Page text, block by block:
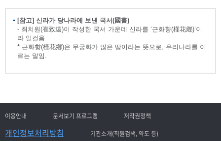
[참고] 신라가 당나라에 보낸 국서(國書)
- 최치원(崔致遠)이 작성한 국서 가운데 신라를 ‘근화향(槿花鄕)’이
라 일컬음.
* 근화향(槿花鄕)은 무궁화가 많은 땅이라는 뜻으로, 우리나라를 이
르는 말임.
이용안내 문서보기 프로그램 저작권정책
개인정보처리방침 기관소개(직원검색, 약도 등)